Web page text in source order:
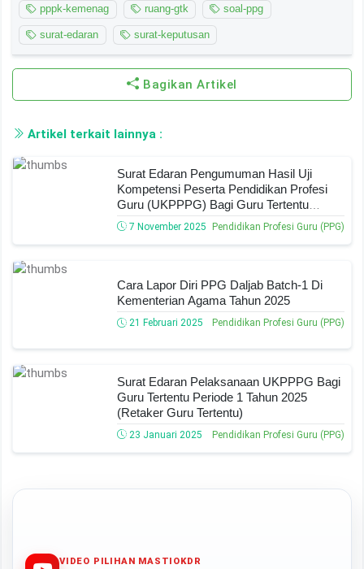
pppk-kemenag ruang-gtk soal-ppg
surat-edaran surat-keputusan
Bagikan Artikel
Artikel terkait lainnya :
Surat Edaran Pengumuman Hasil Uji
Kompetensi Peserta Pendidikan Profesi
Guru (UKPPPG) Bagi Guru Tertentu
PERIODE 3 Tahun 2025
7 November 2025 Pendidikan Profesi Guru (PPG)
Cara Lapor Diri PPG Daljab Batch-1 Di
Kementerian Agama Tahun 2025
21 Februari 2025 Pendidikan Profesi Guru (PPG)
Surat Edaran Pelaksanaan UKPPPG Bagi
Guru Tertentu Periode 1 Tahun 2025
(Retaker Guru Tertentu)
23 Januari 2025 Pendidikan Profesi Guru (PPG)
VIDEO PILIHAN MASTIOKDR